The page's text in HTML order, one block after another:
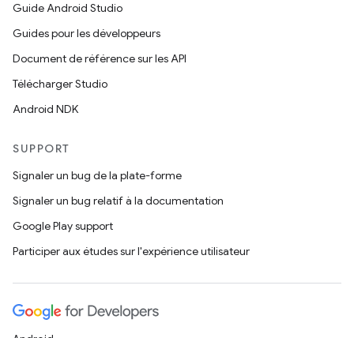
Guide Android Studio
Guides pour les développeurs
Document de référence sur les API
Télécharger Studio
Android NDK
SUPPORT
Signaler un bug de la plate-forme
Signaler un bug relatif à la documentation
Google Play support
Participer aux études sur l'expérience utilisateur